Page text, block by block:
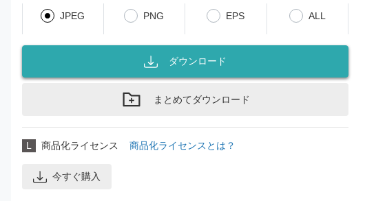
JPEG PNG EPS ALL
ダウンロード
まとめてダウンロード
L 商品化ライセンス 商品化ライセンスとは？
今すぐ購入